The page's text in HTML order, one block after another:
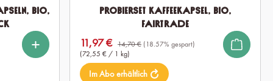
Bio,
Probierset Kaffeekapsel, Bio,
Fairtrade
(72,55 € / 1 kg)
Verkaufspreis:
11,97 € 14,70 € (18.57% gespart)
Im Abo erhältlich